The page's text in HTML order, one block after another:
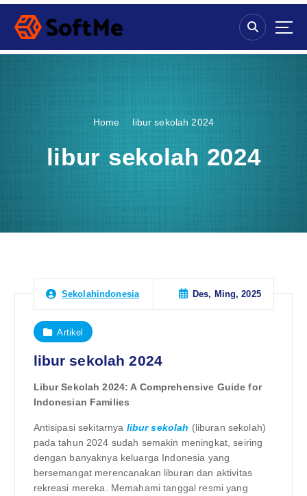
S
p
Home libur sekolah 2024
libur sekolah 2024
Sekolahindonesia Des, Ming, 2025
Artikel
libur sekolah 2024
Libur Sekolah 2024: A Comprehensive Guide for
Indonesian Families
Antisipasi sekitarnya libur sekolah (liburan sekolah)
pada tahun 2024 sudah semakin meningkat, seiring
dengan banyaknya keluarga Indonesia yang
bersemangat merencanakan liburan dan aktivitas
rekreasi mereka. Memahami tanggal resmi yang